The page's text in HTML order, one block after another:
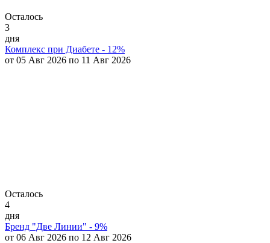
Осталось
3
дня
Комплекс при Диабете - 12%
от 05 Авг 2026 по 11 Авг 2026
Осталось
4
дня
Бренд "Две Линии" - 9%
от 06 Авг 2026 по 12 Авг 2026